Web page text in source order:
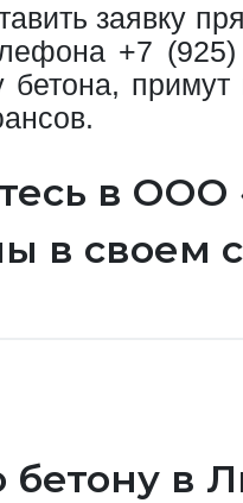
заявку
+7
примут
в ООО
в своем
бетону в